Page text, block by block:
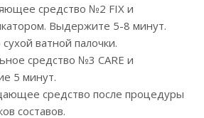
средство №2 FIX и
Выдержите 5-8 минут.
ватной палочки.
средство №3 CARE и
5 минут.
средство после процедуры
составов.